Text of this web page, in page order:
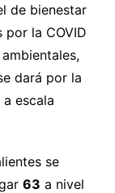
de bienestar
la COVID
dará por la
escala
se
63 a nivel